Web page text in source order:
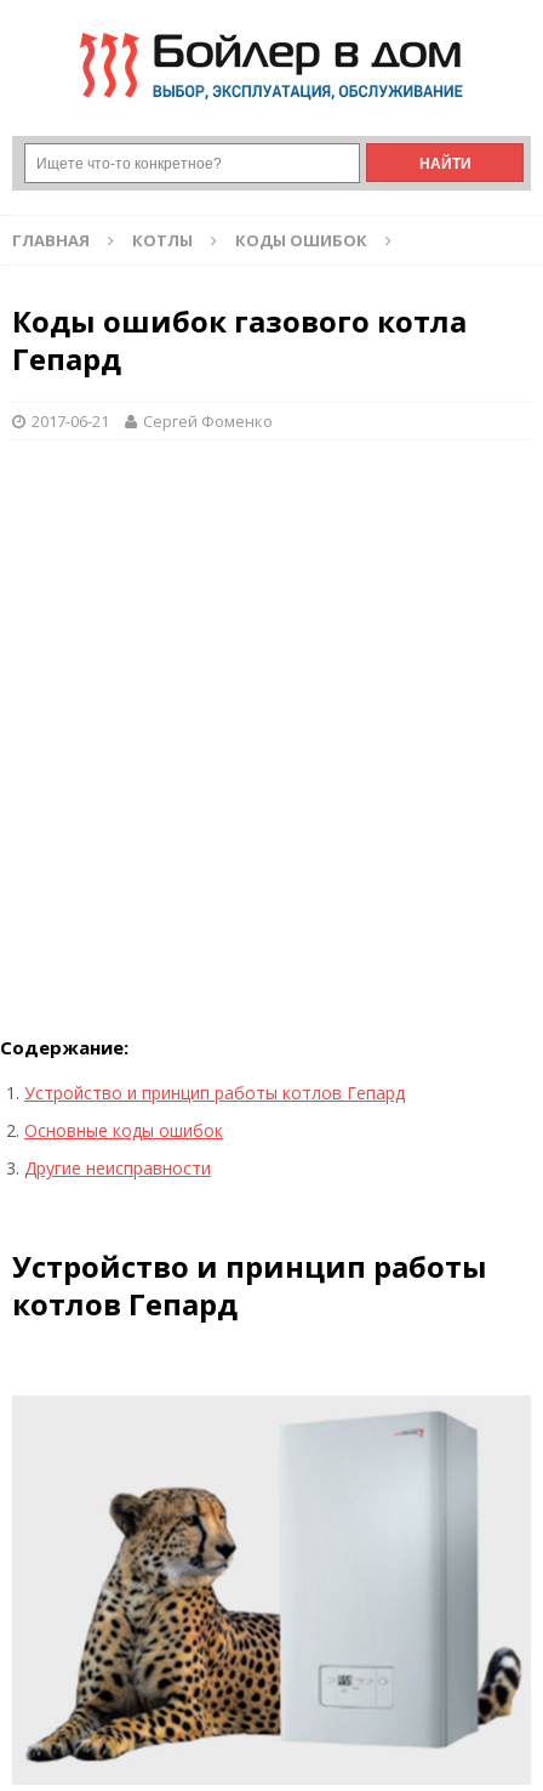
ГЛАВНАЯ КОТЛЫ КОДЫ ОШИБОК
Коды ошибок газового котла
Гепард
2017-06-21 Сергей Фоменко
Содержание:
Устройство и принцип работы котлов Гепард
Основные коды ошибок
Другие неисправности
Устройство и принцип работы
котлов Гепард